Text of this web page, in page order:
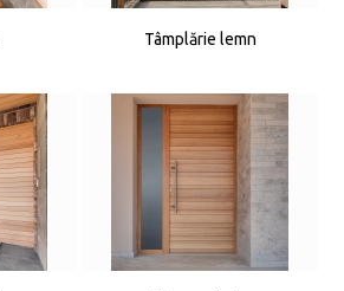
Tâmplărie lemn